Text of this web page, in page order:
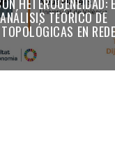
TEÓRICO DE
EN